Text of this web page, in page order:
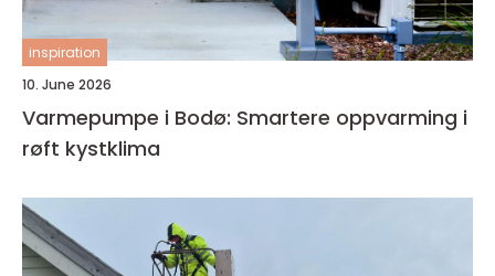
inspiration
10. June 2026
Varmepumpe i Bodø: Smartere oppvarming i
røft kystklima